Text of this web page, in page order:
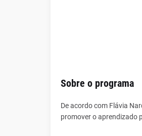
Sobre o programa
De acordo com Flávia
promover o aprendizado